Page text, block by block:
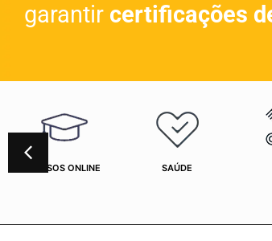
garantir certificações
CURSOS ONLINE SAÚDE